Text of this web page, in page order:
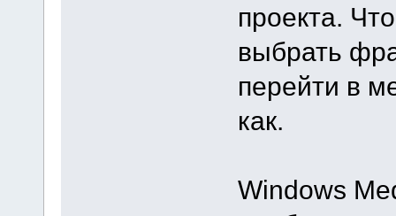
проекта.
выбрать
перейти в
как.
Windows